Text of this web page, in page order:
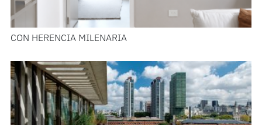
CON HERENCIA MILENARIA